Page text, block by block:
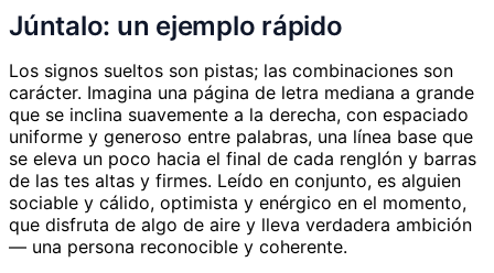
Júntalo: un ejemplo rápido
Los signos sueltos son pistas; las combinaciones son
carácter. Imagina una página de letra mediana a grande
que se inclina suavemente a la derecha, con espaciado
uniforme y generoso entre palabras, una línea base que
se eleva un poco hacia el final de cada renglón y barras
de las tes altas y firmes. Leído en conjunto, es alguien
sociable y cálido, optimista y enérgico en el momento,
que disfruta de algo de aire y lleva verdadera ambición
— una persona reconocible y coherente.